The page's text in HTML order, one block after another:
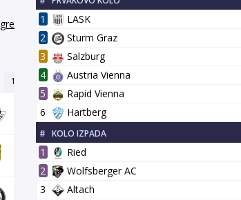
13 krog 14 krog 15 krog
1 LASK
2
Sturm Graz
3
Salzburg
4
Austria Vienna
5
Rapid Vienna
6
Hartberg
# KOLO IZPADA
1 Ried
2
Wolfsberger AC
3
Altach